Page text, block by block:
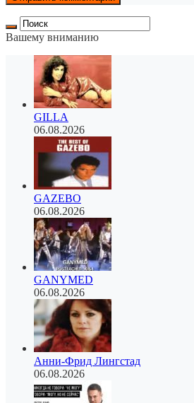
Вашему вниманию
GILLA
06.08.2026
GAZEBO
06.08.2026
GANYMED
06.08.2026
Анни-Фрид Лингстад
06.08.2026